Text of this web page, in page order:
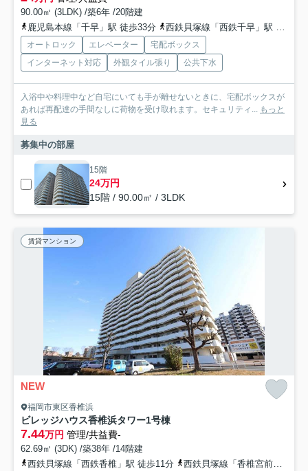
90.00㎡ (3LDK) /築6年 /20階建
鹿児島本線「千早」駅 徒歩33分
西鉄貝塚線「西鉄千早」駅 徒歩33分
オートロック エレベーター
宅配ボックス
インターネット対応
外観タイル張り 公共下水
入浴中や料理中など自宅にいても手が離せないときに、宅配ボックスが
あれば再配達の手間なしに荷物を受け取れます。セキュリティ... もっと
見る
募集中の部屋
15階
24万円
15階 / 90.00㎡ / 3LDK
賃貸マンション
NEW
福岡市東区香椎浜
ビレッジハウス香椎浜タワー1号棟
7.44万円 管理/共益費-
62.69㎡ (3DK) /築38年 /14階建
西鉄貝塚線「西鉄香椎」駅 徒歩11分
西鉄貝塚線「香椎宮前」駅 徒歩14分